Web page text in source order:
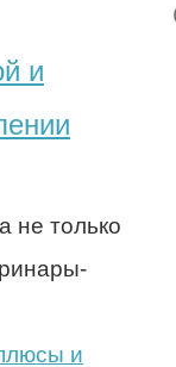
и
не только